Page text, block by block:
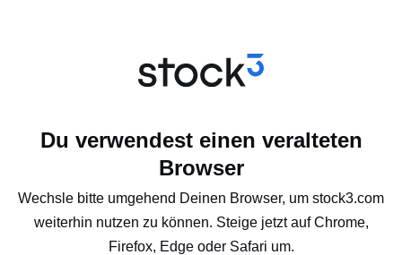
Du verwendest einen veralteten
Browser
Wechsle bitte umgehend Deinen Browser, um stock3.com
weiterhin nutzen zu können. Steige jetzt auf Chrome,
Firefox, Edge oder Safari um.